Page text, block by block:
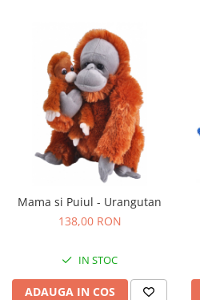
Mama si Puiul - Urangutan
138,00 RON
IN STOC
ADAUGA IN COS